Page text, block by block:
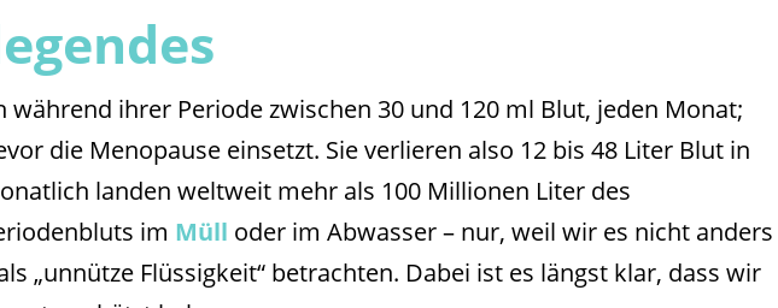
während ihrer Periode zwischen 30 und 120 ml Blut, jeden Monat;
die Menopause einsetzt. Sie verlieren also 12 bis 48 Liter Blut in
landen weltweit mehr als 100 Millionen Liter des
im Müll oder im Abwasser – nur, weil wir es nicht anders
„unnütze Flüssigkeit“ betrachten. Dabei ist es längst klar, dass wir